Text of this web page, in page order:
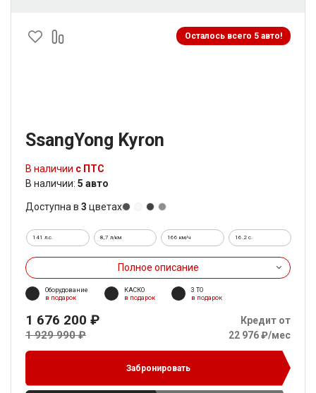
Осталось всего 5 авто!
SsangYong Kyron
В наличии с ПТС
В наличии: 5 авто
Доступна в 3 цветах
141 л.с. 8,7 л/км 166 км/ч 16.2 c.
Полное описание
Оборудование
в подарок
КАСКО
в подарок
3 ТО
в подарок
1 676 200 ₽
1 929 990 ₽
Кредит от
22 976 ₽/мес
Забронировать